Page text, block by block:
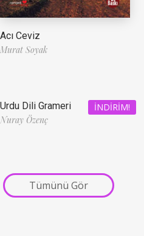
Acı Ceviz
Murat Soyak
İNDIRIM!
Urdu Dili Grameri
Nuray Özenç
Tümünü Gör